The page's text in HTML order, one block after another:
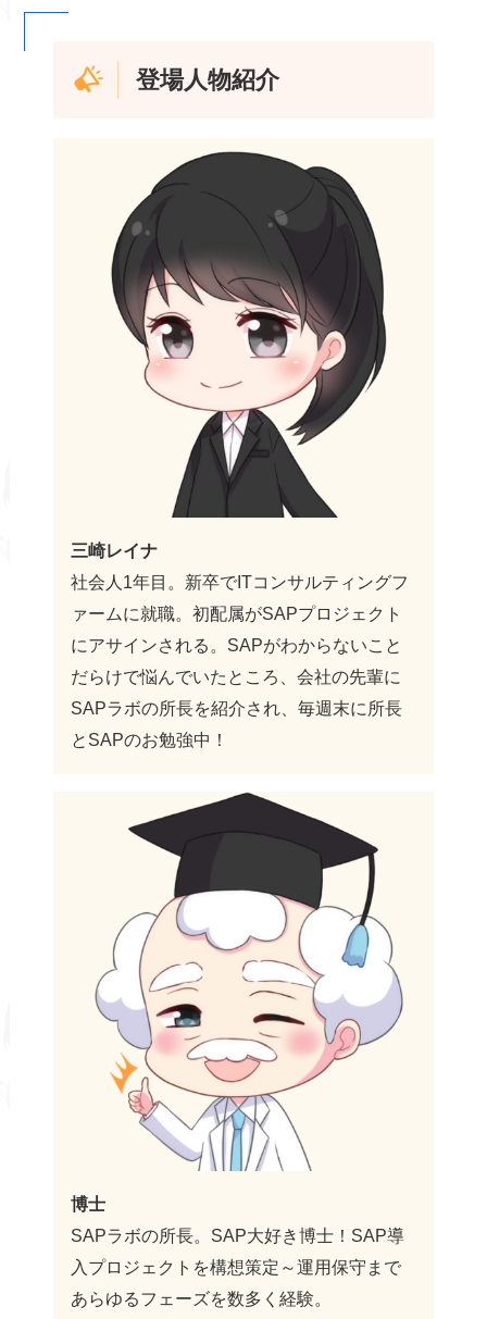
登場人物紹介
三崎レイナ
社会人1年目。新卒でITコンサルティングフ
ァームに就職。初配属がSAPプロジェクト
にアサインされる。SAPがわからないこと
だらけで悩んでいたところ、会社の先輩に
SAPラボの所長を紹介され、毎週末に所長
とSAPのお勉強中！
博士
SAPラボの所長。SAP大好き博士！SAP導
入プロジェクトを構想策定～運用保守まで
あらゆるフェーズを数多く経験。